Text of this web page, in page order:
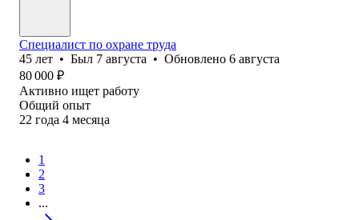
Специалист по охране труда
45 лет • Был 7 августа • Обновлено 6 августа
80 000 ₽
Активно ищет работу
Общий опыт
22 года 4 месяца
1
2
3
...